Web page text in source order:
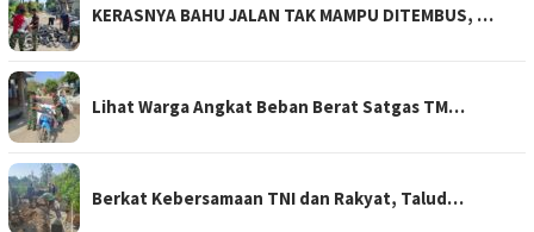
KERASNYA BAHU JALAN TAK MAMPU DITEMBUS, …
Lihat Warga Angkat Beban Berat Satgas TM…
Berkat Kebersamaan TNI dan Rakyat, Talud…